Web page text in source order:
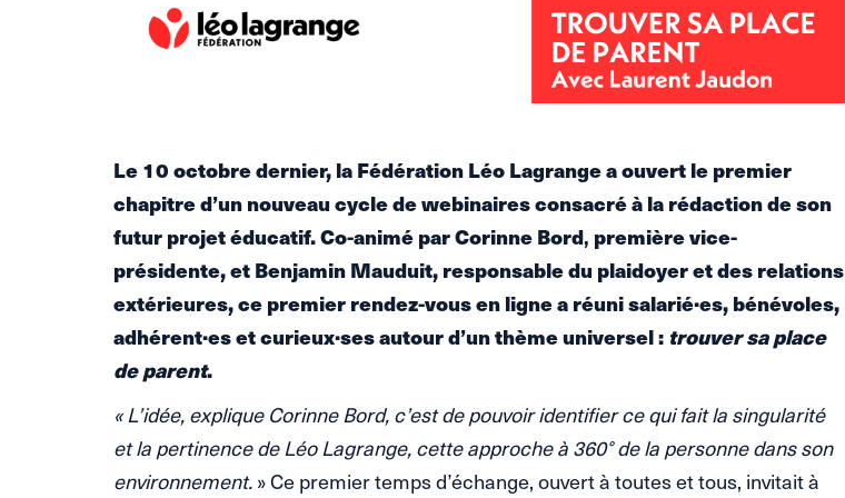
Le 10 octobre dernier, la Fédération Léo Lagrange a ouvert le premier
chapitre d’un nouveau cycle de webinaires consacré à la rédaction de son
futur projet éducatif. Co-animé par Corinne Bord, première vice-
présidente, et Benjamin Mauduit, responsable du plaidoyer et des relations
extérieures, ce premier rendez-vous en ligne a réuni salarié·es, bénévoles,
adhérent·es et curieux·ses autour d’un thème universel : trouver sa place
de parent.
« L’idée, explique Corinne Bord, c’est de pouvoir identifier ce qui fait la singularité
et la pertinence de Léo Lagrange, cette approche à 360° de la personne dans son
environnement.» Ce premier temps d’échange, ouvert à toutes et tous, invitait à